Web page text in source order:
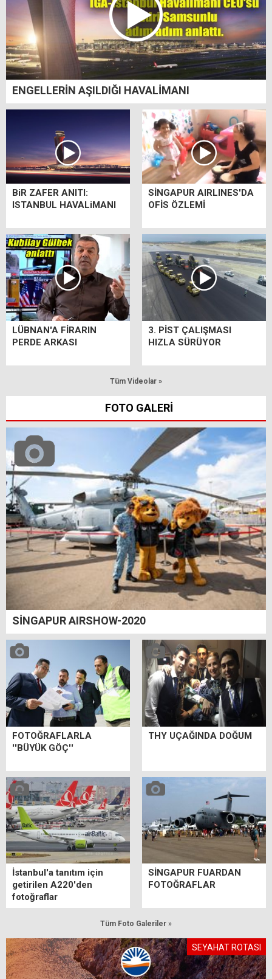
ENGELLERİN AŞILDIĞI HAVALİMANI
BiR ZAFER ANITI:
ISTANBUL HAVALiMANI
SİNGAPUR AIRLINES'DA
OFİS ÖZLEMİ
LÜBNAN'A FİRARIN
PERDE ARKASI
3. PİST ÇALIŞMASI
HIZLA SÜRÜYOR
Tüm Videolar »
FOTO GALERİ
SİNGAPUR AIRSHOW-2020
FOTOĞRAFLARLA
''BÜYÜK GÖÇ''
THY UÇAĞINDA DOĞUM
İstanbul'a tanıtım için
getirilen A220'den
fotoğraflar
SİNGAPUR FUARDAN
FOTOĞRAFLAR
Tüm Foto Galeriler »
SEYAHAT ROTASI